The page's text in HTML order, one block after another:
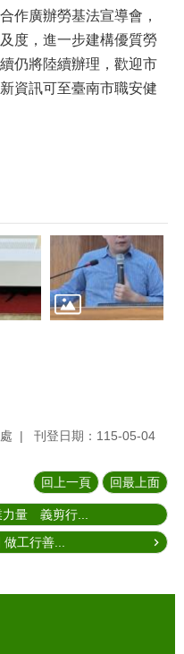
作廣辦勞基法宣導會，
度，進一步建構優質勞
仍將陸續辦理，歡迎市
資訊可至臺南市職安健
刊登日期：115-05-04
回上一頁 回最上面
力量 義剪行...
做工行善...